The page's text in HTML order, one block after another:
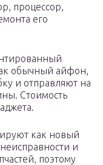
процессор,
его
обычный айфон,
и отправляют на
Стоимость
как новый
и
поэтому